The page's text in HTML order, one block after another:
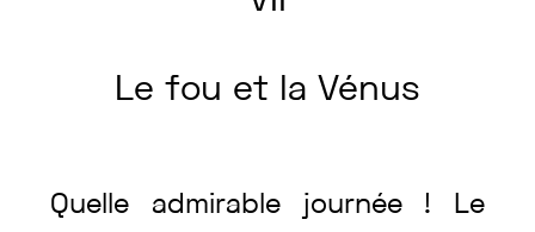
Le fou et la Vénus
Quelle admirable journée ! Le